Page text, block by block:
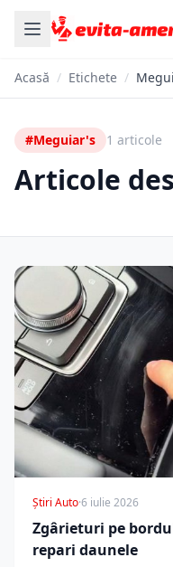
Acasă / Etichete /
#Meguiar's 1 articole
Articole
Știri Auto·6 iulie 2026
Zgârieturi pe
repari daunele